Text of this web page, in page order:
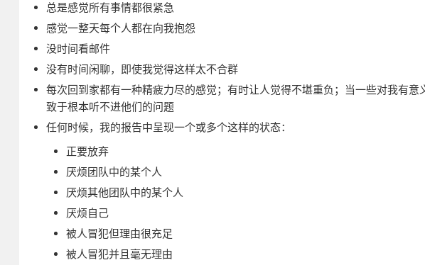
总是感觉所有事情都很紧急
感觉一整天每个人都在向我抱怨
没时间看邮件
没有时间闲聊，即使我觉得这样太不合群
每次回到家都有一种精疲力尽的感觉；有时让人觉得不堪重负；当一些对我有
致于根本听不进他们的问题
任何时候，我的报告中呈现一个或多个这样的状态：
正要放弃
厌烦团队中的某个人
厌烦其他团队中的某个人
厌烦自己
被人冒犯但理由很充足
被人冒犯并且毫无理由